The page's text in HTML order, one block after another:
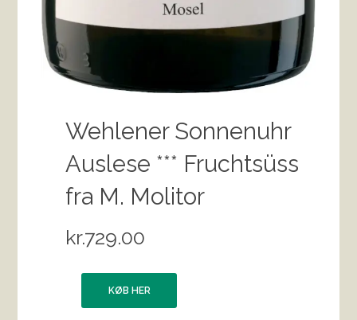
Wehlener Sonnenuhr
Auslese *** Fruchtsüss
fra M. Molitor
kr.729.00
KØB HER